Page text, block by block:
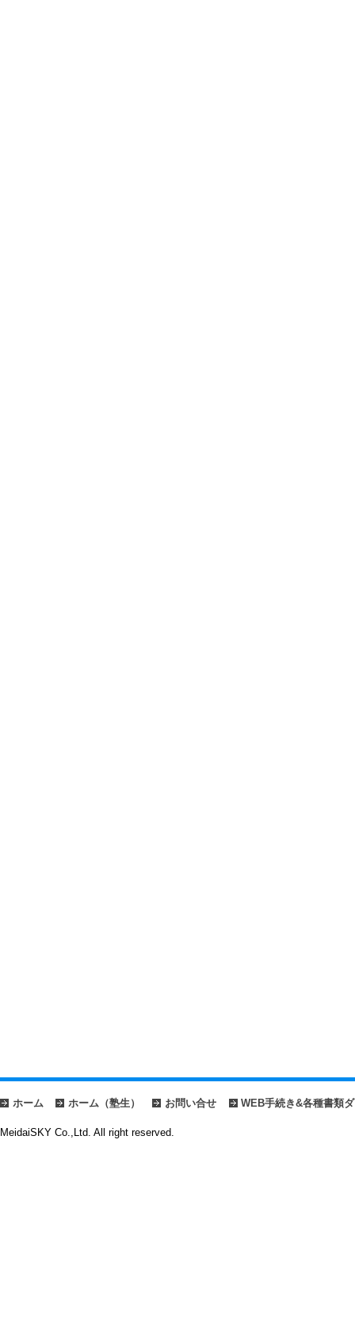
ホーム ホーム（塾生） お問い合せ WEB手続き&各種書類
MeidaiSKY Co.,Ltd. All right reserved.